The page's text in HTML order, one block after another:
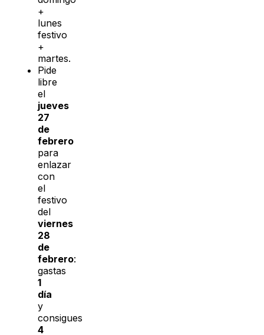
+
lunes
festivo
+
martes.
Pide
libre
el
jueves
27
de
febrero
para
enlazar
con
el
festivo
del
viernes
28
de
febrero:
gastas
1
día
y
consigues
4